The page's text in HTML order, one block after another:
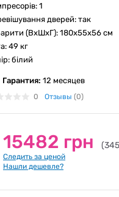
1
дверей: так
(ВхШхГ): 180х55х56 см
49 кг
білий
Гарантия: 12 месяцев
0 Отзывы (0)
15482 грн
Следить за ценой
Нашли дешевле?